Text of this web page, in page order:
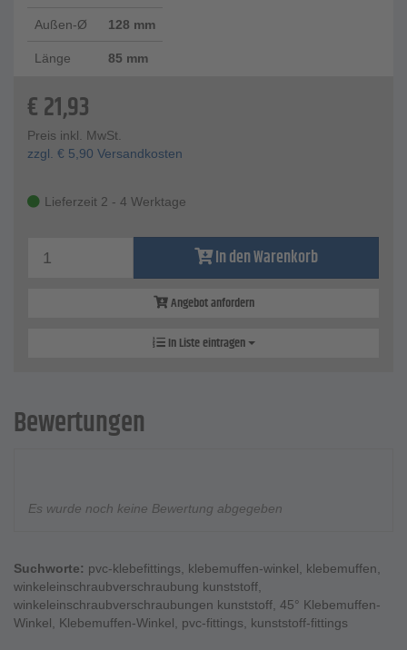
Außen-Ø 128 mm
Länge 85 mm
€21,93
Preis inkl. MwSt.
zzgl. € 5,90 Versandkosten
Lieferzeit 2 - 4 Werktage
In den Warenkorb
Angebot anfordern
In Liste eintragen
Bewertungen
Es wurde noch keine Bewertung abgegeben
Suchworte: pvc-klebefittings, klebemuffen-winkel, klebemuffen,
winkeleinschraubverschraubung kunststoff,
winkeleinschraubverschraubungen kunststoff, 45° Klebemuffen-
Winkel, Klebemuffen-Winkel, pvc-fittings, kunststoff-fittings